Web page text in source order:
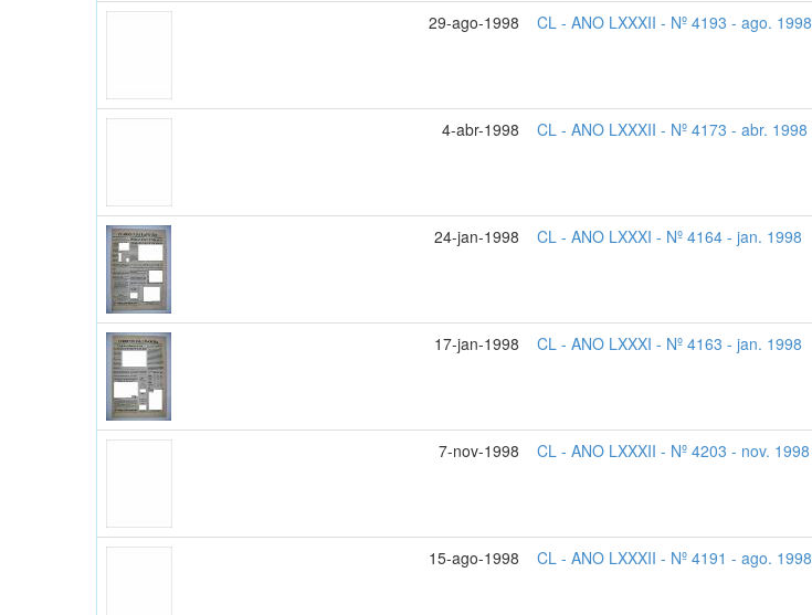
29-ago-1998 CL - ANO LXXXII - Nº 4193 - ago. 1998
4-abr-1998 CL - ANO LXXXII - Nº 4173 - abr. 1998
24-jan-1998 CL - ANO LXXXI - Nº 4164 - jan. 1998
17-jan-1998 CL - ANO LXXXI - Nº 4163 - jan. 1998
7-nov-1998 CL - ANO LXXXII - Nº 4203 - nov. 1998
15-ago-1998 CL - ANO LXXXII - Nº 4191 - ago. 1998